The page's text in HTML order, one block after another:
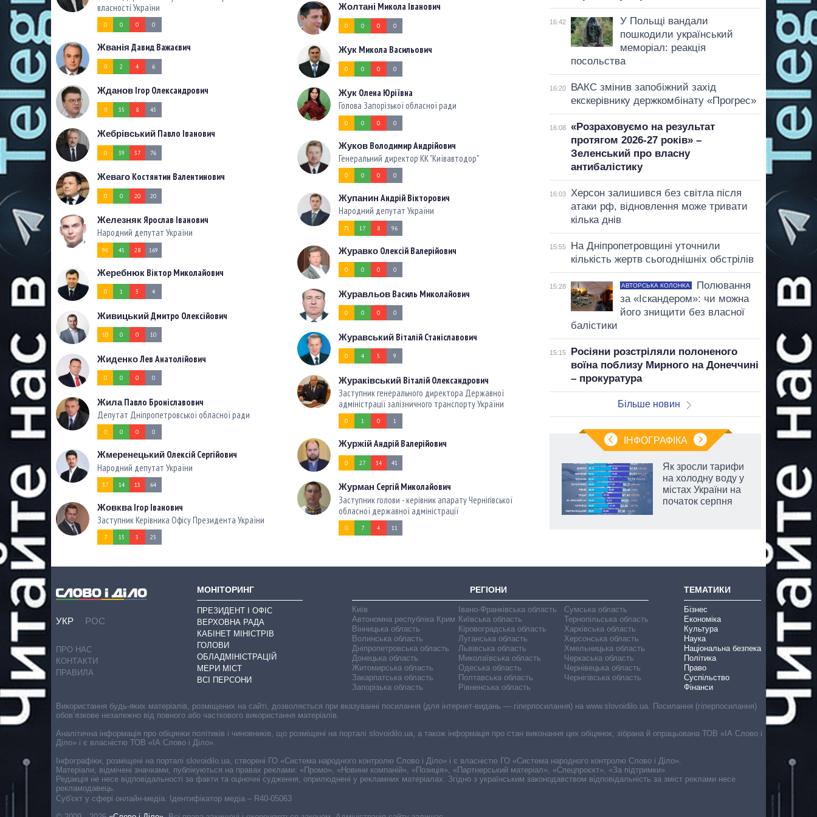
власності України
0 0 0 0
Жванія Давид Важаєвич
0 2 4 6
Жданов Ігор Олександрович
0 35 8 43
Жебрівський Павло Іванович
0 39 37 76
Жеваго Костянтин Валентинович
0 0 20 20
ЖелезнякЯрослав Іванович
Народний депутат України
96 45 28 169
Жеребнюк Віктор Миколайович
0 1 3 4
ЖивицькийДмитро Олексійович
10 0 0 10
ЖиденкоЛев Анатолійович
0 0 0 0
ЖилаПавло Броніславович
Депутат Дніпропетровської обласної ради
0 0 0 0
Жмеренецький Олексій Сергійович
Народний депутат України
37 14 13 64
ЖовкваІгор Іванович
Заступник Керівника Офісу Президента України
7 15 3 25
ЖолтаніМикола Іванович
0 0 0 0
ЖукМикола Васильович
0 0 0 0
ЖукОлена Юріївна
Голова Запорізької обласної ради
0 0 0 0
ЖуковВолодимир Андрійович
Генеральний директор КК "Київавтодор"
0 0 0 0
Жупанин Андрій Вікторович
Народний депутат України
71 17 8 96
ЖуравкоОлексій Валерійович
0 0 0 0
ЖуравльовВасиль Миколайович
0 0 0 0
ЖуравськийВіталій Станіславович
0 4 5 9
ЖураківськийВіталій Олександрович
Заступник генерального директора Державної
адміністрації залізничного транспорту України
0 1 0 1
ЖуржійАндрій Валерійович
0 27 14 41
Журман Сергій Миколайович
Заступник голови - керівник апарату Чернігівської
обласної державної адміністрації
0 7 4 11
16:42
У Польщі вандали
пошкодили український
меморіал: реакція
посольства
16:20
ВАКС змінив запобіжний захід
екскерівнику держкомбінату «Прогрес»
16:08
«Розраховуємо на результат
протягом 2026-27 років» –
Зеленський про власну
антибалістику
16:03
Херсон залишився без світла після
атаки рф, відновлення може тривати
кілька днів
15:55
На Дніпропетровщині уточнили
кількість жертв сьогоднішніх обстрілів
15:28 АВТОРСЬКА КОЛОНКА
Полювання
за «Іскандером»: чи можна
його знищити без власної
балістики
15:15
Росіяни розстріляли полоненого
воїна поблизу Мирного на Донеччині
– прокуратура
Більше новин
ІНФОГРАФІКА
бакалаврат,
магістратуру та
Як зросли тарифи
на холодну воду у
містах України на
початок серпня
УКР РОС
ПРО НАС
КОНТАКТИ
ПРАВИЛА
МОНІТОРИНГ
ПРЕЗИДЕНТ І ОФІС
ВЕРХОВНА РАДА
КАБІНЕТ МІНІСТРІВ
ГОЛОВИ
ОБЛАДМІНІСТРАЦІЙ
МЕРИ МІСТ
ВСІ ПЕРСОНИ
РЕГІОНИ
Київ
Автономна республіка Крим
Вінницька область
Волинська область
Дніпропетровська область
Донецька область
Житомирська область
Закарпатська область
Запорізька область
Івано-Франківська область
Київська область
Кіровоградська область
Луганська область
Львівська область
Миколаївська область
Одеська область
Полтавська область
Рівненська область
Сумська область
Тернопільська область
Харківська область
Херсонська область
Хмельницька область
Черкаська область
Чернівецька область
Чернігівська область
ТЕМАТИКИ
Бізнес
Економіка
Культура
Наука
Національна безпека
Політика
Право
Суспільство
Фінанси
Cуб'єкт у сфері онлайн-медіа. Ідентифікатор медіа – R40-05063
Використання будь-яких матеріалів, розміщених на сайті, дозволяється при вказуванні посилання (для інтернет-видань — гіперпосилання) на www.slovoidilo.ua. Посилання (гіперпосилання)
обов’язкове незалежно від повного або часткового використання матеріалів.
Аналітична інформація про обіцянки політиків і чиновників, що розміщені на порталі slovoidilo.ua, а також інформація про стан виконання цих обіцянок, зібрана й опрацьована ТОВ «ІА Слово і
Діло» і є власністю ТОВ «ІА Слово і Діло».
Інфографіки, розміщені на порталі slovoidilo.ua, створені ГО «Система народного контролю Слово і Діло» і є власністю ГО «Система народного контролю Слово і Діло».
Матеріали, відмічені значками, публікуються на правах реклами: «Промо», «Новини компаній», «Позиція», «Партнерський матеріал», «Спецпроєкт», «За підтримки».
Редакція не несе відповідальності за факти та оціночні судження, оприлюднені у рекламних матеріалах. Згідно з українським законодавством відповідальність за зміст реклами несе
рекламодавець.